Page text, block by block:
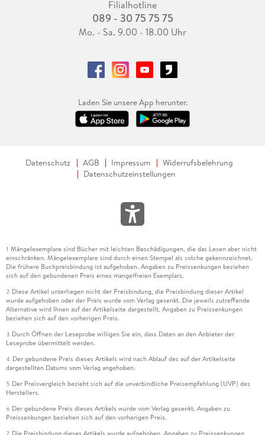
Filialhotline
089 - 30 75 75 75
Mo. - Sa. 9.00 - 18.00 Uhr
Laden Sie unsere App herunter.
Datenschutz AGB Impressum
Widerrufsbelehrung
Datenschutzeinstellungen
1 Mängelexemplare sind Bücher mit leichten Beschädigungen, die das Lesen aber nicht
einschränken. Mängelexemplare sind durch einen Stempel als solche gekennzeichnet.
Die frühere Buchpreisbindung ist aufgehoben. Angaben zu Preissenkungen beziehen
sich auf den gebundenen Preis eines mangelfreien Exemplars.
2 Diese Artikel unterliegen nicht der Preisbindung, die Preisbindung dieser Artikel
wurde aufgehoben oder der Preis wurde vom Verlag gesenkt. Die jeweils zutreffende
Alternative wird Ihnen auf der Artikelseite dargestellt. Angaben zu Preissenkungen
beziehen sich auf den vorherigen Preis.
3 Durch Öffnen der Leseprobe willigen Sie ein, dass Daten an den Anbieter der
Leseprobe übermittelt werden.
4 Der gebundene Preis dieses Artikels wird nach Ablauf des auf der Artikelseite
dargestellten Datums vom Verlag angehoben.
5 Der Preisvergleich bezieht sich auf die unverbindliche Preisempfehlung (UVP) des
Herstellers.
6 Der gebundene Preis dieses Artikels wurde vom Verlag gesenkt. Angaben zu
Preissenkungen beziehen sich auf den vorherigen Preis.